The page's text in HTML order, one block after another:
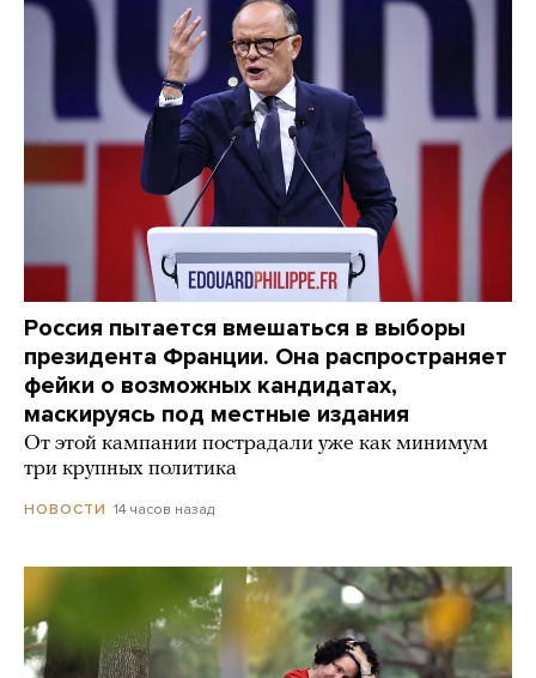
Россия пытается вмешаться в выборы
президента Франции. Она распространяет
фейки о возможных кандидатах,
маскируясь под местные издания
От этой кампании пострадали уже как минимум
три крупных политика
НОВОСТИ 14 часов назад